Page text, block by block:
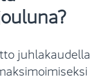
juhlakaudella